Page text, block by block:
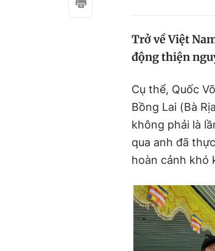
Trở về Việt
động thiện
Cụ thể, Quốc
Bồng Lai (Bà
không phải là
qua anh đã
hoàn cảnh khó